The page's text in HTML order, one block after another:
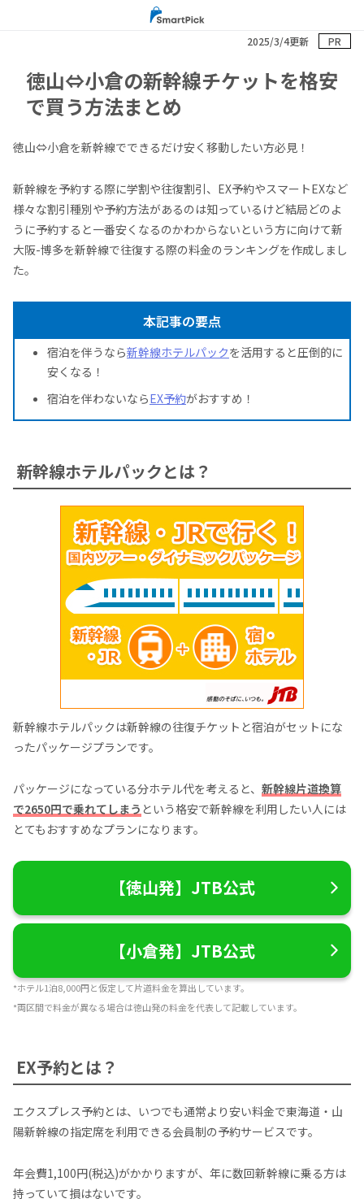
2025/3/4更新 PR
徳山⇔小倉の新幹線チケットを格安
で買う方法まとめ
徳山⇔小倉を新幹線でできるだけ安く移動したい方必見！
新幹線を予約する際に学割や往復割引、EX予約やスマートEXなど
様々な割引種別や予約方法があるのは知っているけど結局どのよ
うに予約すると一番安くなるのかわからないという方に向けて新
大阪-博多を新幹線で往復する際の料金のランキングを作成しまし
た。
本記事の要点
宿泊を伴うなら新幹線ホテルパックを活用すると圧倒的に
安くなる！
宿泊を伴わないならEX予約がおすすめ！
新幹線ホテルパックとは？
新幹線ホテルパックは新幹線の往復チケットと宿泊がセットにな
ったパッケージプランです。
パッケージになっている分ホテル代を考えると、 新幹線片道換算
で2650円で乗れてしまう という格安で新幹線を利用したい人には
とてもおすすめなプランになります。
【徳山発】JTB公式
【小倉発】JTB公式
*ホテル1泊8,000円と仮定して片道料金を算出しています。
*両区間で料金が異なる場合は徳山発の料金を代表して記載しています。
EX予約とは？
エクスプレス予約とは、いつでも通常より安い料金で東海道・山
陽新幹線の指定席を利用できる会員制の予約サービスです。
年会費1,100円(税込)がかかりますが、年に数回新幹線に乗る方は
持っていて損はないです。